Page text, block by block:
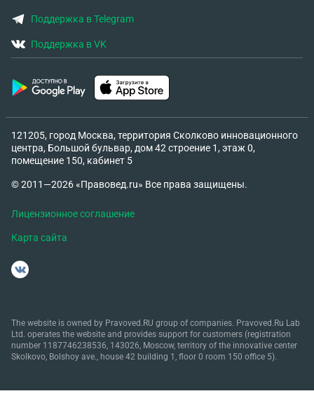
Поддержка в Telegram
Поддержка в VK
121205, город Москва, территория Сколково инновационного
центра, Большой бульвар, дом 42 строение 1, этаж 0,
помещение 150, кабинет 5
© 2011—2026 «Правовед.ru» Все права защищены.
Лицензионное соглашение
Карта сайта
The website is owned by Pravoved.RU group of companies. Pravoved.Ru Lab
Ltd. operates the website and provides support for customers (registration
number 1187746238536, 143026, Moscow, territory of the innovative center
Skolkovo, Bolshoy ave., house 42 building 1, floor 0 room 150 office 5).